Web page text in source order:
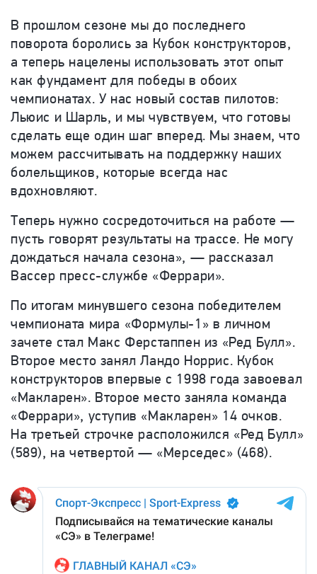
В прошлом сезоне мы до последнего
поворота боролись за Кубок конструкторов,
а теперь нацелены использовать этот опыт
как фундамент для победы в обоих
чемпионатах. У нас новый состав пилотов:
Льюис и Шарль, и мы чувствуем, что готовы
сделать еще один шаг вперед. Мы знаем, что
можем рассчитывать на поддержку наших
болельщиков, которые всегда нас
вдохновляют.
Теперь нужно сосредоточиться на работе —
пусть говорят результаты на трассе. Не могу
дождаться начала сезона», — рассказал
Вассер пресс-службе «Феррари».
По итогам минувшего сезона победителем
чемпионата мира «Формулы-1» в личном
зачете стал Макс Ферстаппен из «Ред Булл».
Второе место занял Ландо Норрис. Кубок
конструкторов впервые с 1998 года завоевал
«Макларен». Второе место заняла команда
«Феррари», уступив «Макларен» 14 очков.
На третьей строчке расположился «Ред Булл»
(589), на четвертой — «Мерседес» (468).